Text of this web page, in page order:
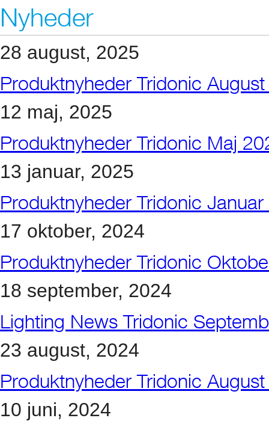
Nyheder
28 august, 2025
Produktnyheder Tridonic
12 maj, 2025
Produktnyheder Tridonic Maj
13 januar, 2025
Produktnyheder Tridonic
17 oktober, 2024
Produktnyheder Tridonic
18 september, 2024
Lighting News Tridonic
23 august, 2024
Produktnyheder Tridonic
10 juni, 2024